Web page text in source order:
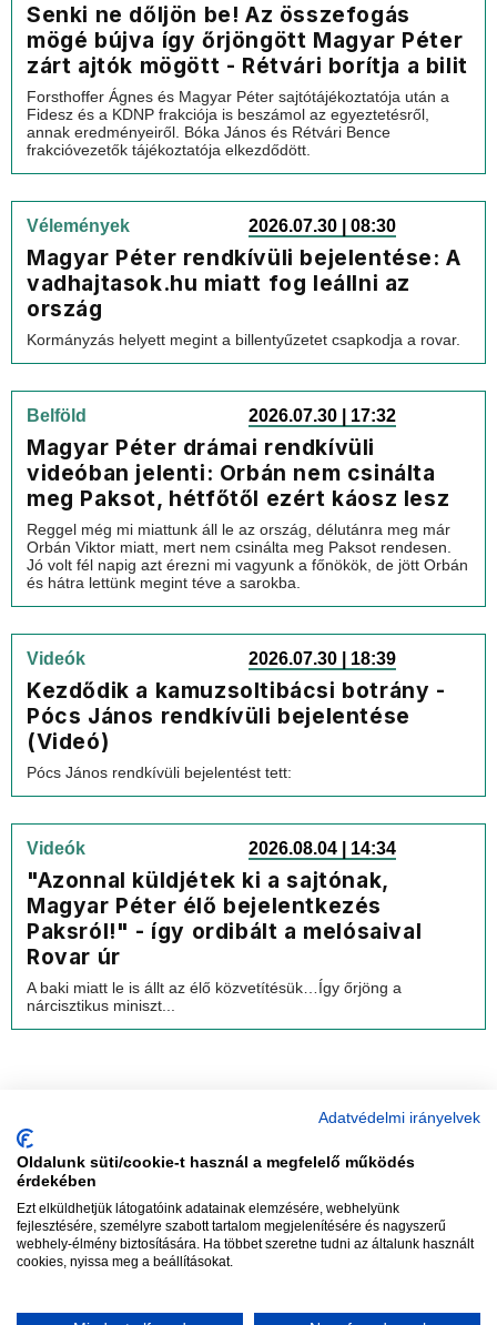
Senki ne dőljön be! Az összefogás
mögé bújva így őrjöngött Magyar Péter
zárt ajtók mögött - Rétvári borítja a bilit
Forsthoffer Ágnes és Magyar Péter sajtótájékoztatója után a
Fidesz és a KDNP frakciója is beszámol az egyeztetésről,
annak eredményeiről. Bóka János és Rétvári Bence
frakcióvezetők tájékoztatója elkezdődött.
Vélemények 2026.07.30 | 08:30
Magyar Péter rendkívüli bejelentése: A
vadhajtasok.hu miatt fog leállni az
ország
Kormányzás helyett megint a billentyűzetet csapkodja a rovar.
Belföld 2026.07.30 | 17:32
Magyar Péter drámai rendkívüli
videóban jelenti: Orbán nem csinálta
meg Paksot, hétfőtől ezért káosz lesz
Reggel még mi miattunk áll le az ország, délutánra meg már
Orbán Viktor miatt, mert nem csinálta meg Paksot rendesen.
Jó volt fél napig azt érezni mi vagyunk a főnökök, de jött Orbán
és hátra lettünk megint téve a sarokba.
Videók 2026.07.30 | 18:39
Kezdődik a kamuzsoltibácsi botrány -
Pócs János rendkívüli bejelentése
(Videó)
Pócs János rendkívüli bejelentést tett:
Videók 2026.08.04 | 14:34
"Azonnal küldjétek ki a sajtónak,
Magyar Péter élő bejelentkezés
Paksról!" - így ordibált a melósaival
Rovar úr
A baki miatt le is állt az élő közvetítésük…Így őrjöng a
nárcisztikus miniszt...
Szerkesztőség:szerk@vadhajtasok.hu
Modi:moderator@vadhajtasok.hu
AdatvédelemImpresszumSzerzői jogok
Adatvédelmi irányelvek
Oldalunk süti/cookie-t használ a megfelelő működés
érdekében
Ezt elküldhetjük látogatóink adatainak elemzésére, webhelyünk
fejlesztésére, személyre szabott tartalom megjelenítésére és nagyszerű
webhely-élmény biztosítására. Ha többet szeretne tudni az általunk használt
cookies, nyissa meg a beállításokat.